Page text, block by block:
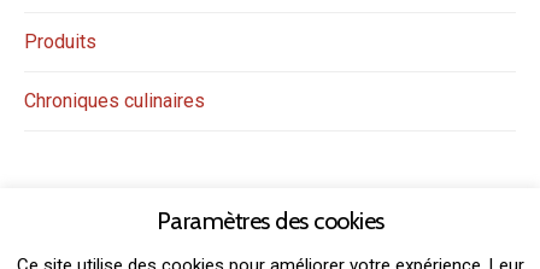
Produits
Chroniques culinaires
Paramètres des cookies